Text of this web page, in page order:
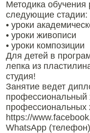
Методика обучения
следующие стадии:
• уроки
• уроки живописи
• уроки композиции
Для детей в
лепка из
студия!
Занятие ведет
профессиональный
профессиональных
https://
WhatsApp